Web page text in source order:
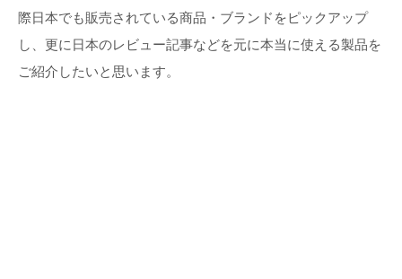
際日本でも販売されている商品・ブランドをピックアップ
し、更に日本のレビュー記事などを元に本当に使える製品を
ご紹介したいと思います。